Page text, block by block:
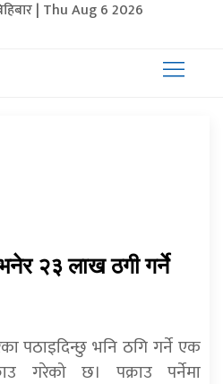
| Thu Aug 6 2026
२३ लाख ठगी गर्ने
पठाइदिन्छु भनि ठगि गर्ने एक
गरेको छ। पक्राउ पर्नेमा